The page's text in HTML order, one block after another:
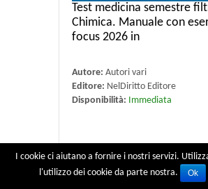
Test medicina semestre
Chimica. Manuale con
focus 2026 in
Autore: Autori vari
Editore: NelDiritto Editore
Disponibilità: Immediata
€ 26,60 € 28.00
I cookie ci aiutano a fornire i nostri servizi.
l'utilizzo dei cookie da parte nostra.
Ok